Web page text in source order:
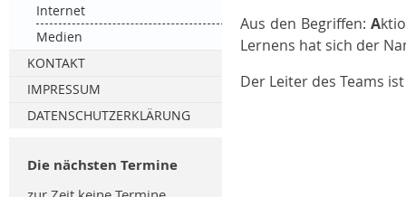
Internet
Medien
KONTAKT
Material
IMPRESSUM
DATENSCHUTZERKLÄRUNG
Die nächsten Termine
Aus den Begriffen: A
Lernens hat sich der
Der Leiter des Teams